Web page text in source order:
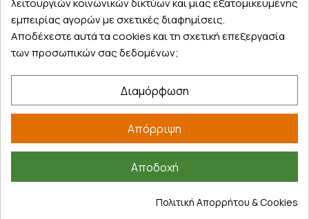
Εξυπηρέτηση πελατών
Λογαριασμός
Τα αγαπημένα μου
Τρόποι παραγγελίας
Τρόποι πληρωμής
Επιστροφές προϊοντων
λειτουργιών κοινωνικών δικτύων και μιας εξατομικευμένης
εμπειρίας αγορών με σχετικές διαφημίσεις.
Αποδέχεστε αυτά τα cookies και τη σχετική επεξεργασία
των προσωπικών σας δεδομένων;
Διαμόρφωση
Απόρριψη
Αποδοχή
Πολιτική Απορρήτου & Cookies